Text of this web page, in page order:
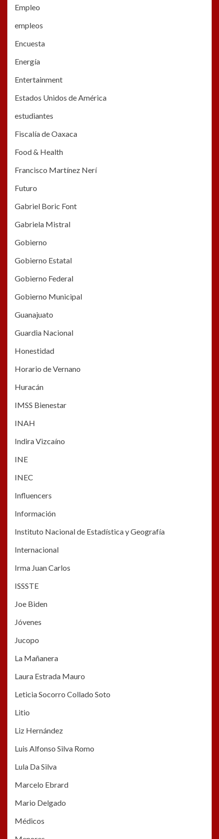
Empleo
empleos
Encuesta
Energía
Entertainment
Estados Unidos de América
estudiantes
Fiscalía de Oaxaca
Food & Health
Francisco Martínez Nerí
Futuro
Gabriel Boric Font
Gabriela Mistral
Gobierno
Gobierno Estatal
Gobierno Federal
Gobierno Municipal
Guanajuato
Guardia Nacional
Honestidad
Horario de Vernano
Huracán
IMSS Bienestar
INAH
Indira Vizcaíno
INE
INEC
Influencers
Información
Instituto Nacional de Estadística y Geografía
Internacional
Irma Juan Carlos
ISSSTE
Joe Biden
Jóvenes
Jucopo
La Mañanera
Laura Estrada Mauro
Leticia Socorro Collado Soto
Litio
Liz Hernández
Luis Alfonso Silva Romo
Lula Da Silva
Marcelo Ebrard
Mario Delgado
Médicos